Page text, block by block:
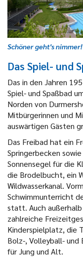
Schöner geht's nimmer!
Das Spiel- und
Das in den Jahren
Spiel- und Spaßbad
Norden von
Mitbürgerinnen und
auswärtigen Gästen
Das Freibad hat ein
Springerbecken
Sonnensegel für die
die Brodelbucht, ein
Wildwasserkanal.
Schwimmunterricht
statt. Auch
zahlreiche
Kinderspielplatz, die
Bolz-, Volleyball-
für Jung und Alt.